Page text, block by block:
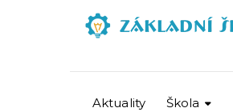
Aktuality Škola